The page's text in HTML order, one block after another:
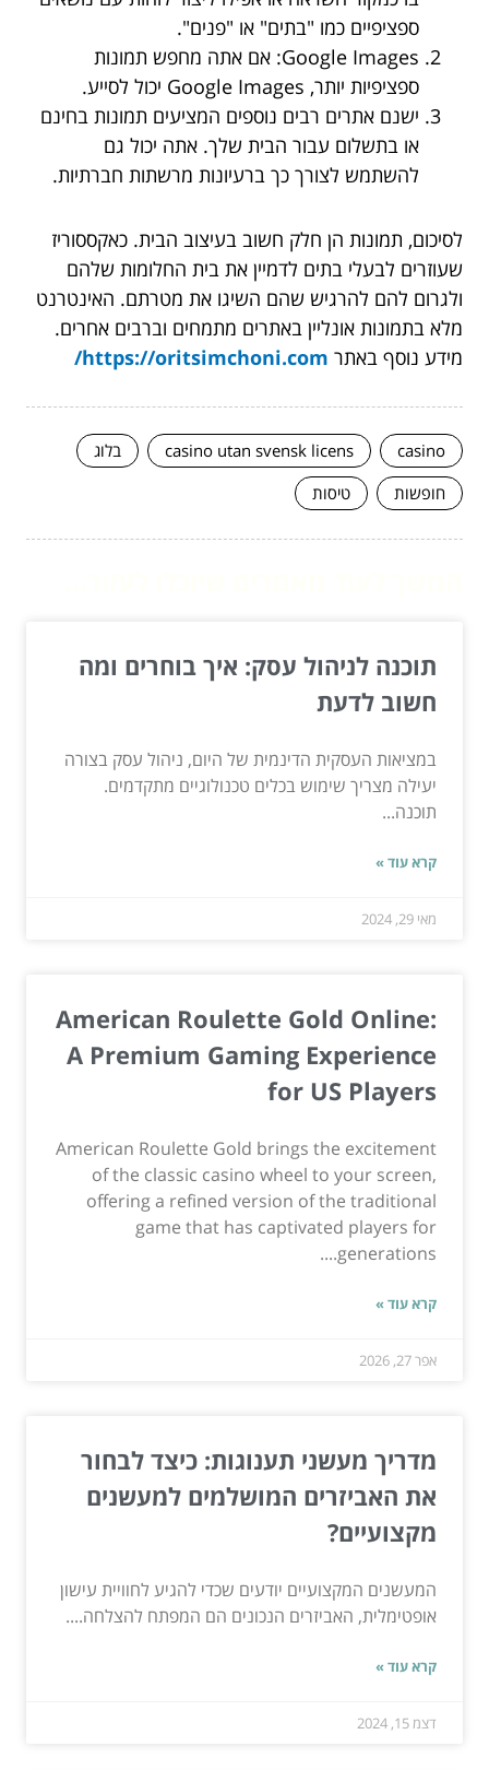
ספציפיים כמו "בתים" או "פנים".
Google Images: אם אתה מחפש תמונות
ספציפיות יותר, Google Images יכול לסייע.
ישנם אתרים רבים נוספים המציעים תמונות בחינם
או בתשלום עבור הבית שלך. אתה יכול גם
להשתמש לצורך כך ברעיונות מרשתות חברתיות.
לסיכום, תמונות הן חלק חשוב בעיצוב הבית. כאקססוריז
שעוזרים לבעלי בתים לדמיין את בית החלומות שלהם
ולגרום להם להרגיש שהם השיגו את מטרתם. האינטרנט
מלא בתמונות אונליין באתרים מתמחים וברבים אחרים.
מידע נוסף באתר https://oritsimchoni.com/
casino
casino utan svensk licens
בלוג
חופשות
טיסות
תוכנה לניהול עסק: איך בוחרים ומה
חשוב לדעת
במציאות העסקית הדינמית של היום, ניהול עסק בצורה
יעילה מצריך שימוש בכלים טכנולוגיים מתקדמים.
תוכנה...
קרא עוד »
מאי 29, 2024
American Roulette Gold Online:
A Premium Gaming Experience
for US Players
American Roulette Gold brings the excitement
of the classic casino wheel to your screen,
offering a refined version of the traditional
game that has captivated players for
generations....
קרא עוד »
אפר 27, 2026
מדריך מעשני תענוגות: כיצד לבחור
את האביזרים המושלמים למעשנים
מקצועיים?
המעשנים המקצועיים יודעים שכדי להגיע לחוויית עישון
אופטימלית, האביזרים הנכונים הם המפתח להצלחה....
קרא עוד »
דצמ 15, 2024